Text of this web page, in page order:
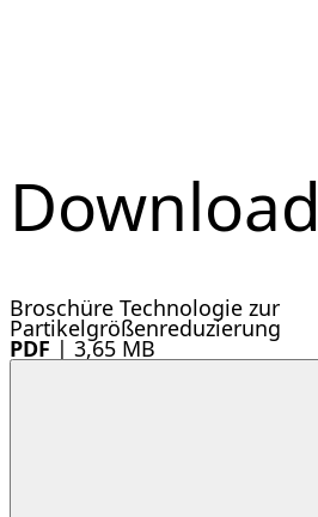
Download
Broschüre Technologie zur
Partikelgrößenreduzierung
PDF | 3,65 MB